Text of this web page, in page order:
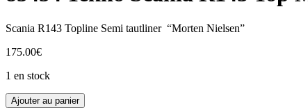
Scania R143 Topline Semi tautliner “Morten Nielsen”
175.00€
1 en stock
quantité
Ajouter au panier